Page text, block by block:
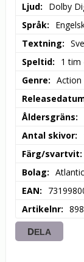
Ljud
Dolby
Språk
Textning
Speltid
1 tim
Genre
Action
Åldersgräns
Antal skivor
Färg/svartvit
Bolag
Atlantic
EAN
Artikelnr
DELA